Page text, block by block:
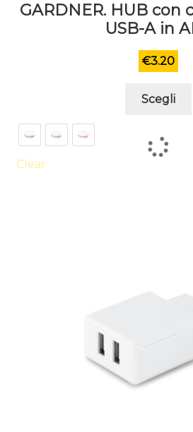
GARDNER. HUB con
USB-A in
€3.20
Scegli
Clear